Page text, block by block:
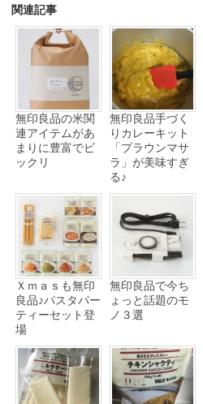
関連記事
無印良品の米関
連アイテムがあ
まりに豊富でビ
ックリ
無印良品手づく
りカレーキット
「プラウンマサ
ラ」が美味すぎ
る♪
Ｘｍａｓも無印
良品♪パスタパー
ティーセット登
場
無印良品で今ち
ょっと話題のモ
ノ３選